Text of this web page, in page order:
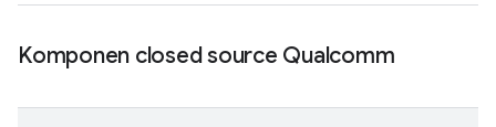
Komponen closed source Qualcomm